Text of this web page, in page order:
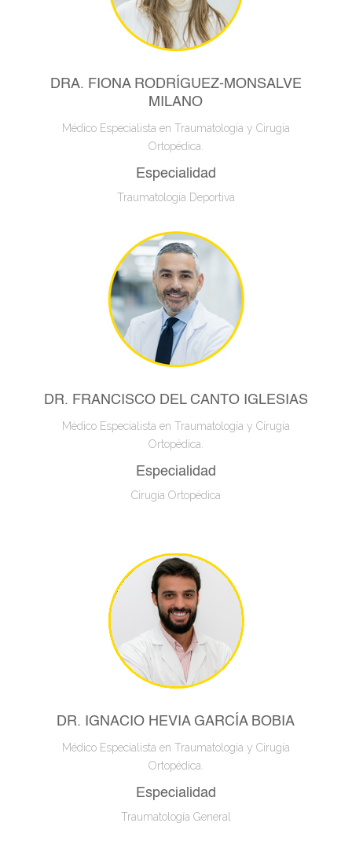
DRA. FIONA RODRÍGUEZ-MONSALVE
MILANO
Médico Especialista en Traumatología y Cirugía
Ortopédica.
Especialidad
Traumatología Deportiva
DR. FRANCISCO DEL CANTO IGLESIAS
Médico Especialista en Traumatología y Cirugía
Ortopédica.
Especialidad
Cirugía Ortopédica
DR. IGNACIO HEVIA GARCÍA BOBIA
Médico Especialista en Traumatología y Cirugía
Ortopédica.
Especialidad
Traumatología General